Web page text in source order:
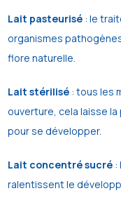
Lait pasteurisé : le
organismes
flore naturelle.
Lait stérilisé : tous les
ouverture, cela laisse
pour se développer.
Lait concentré sucré :
ralentissent le